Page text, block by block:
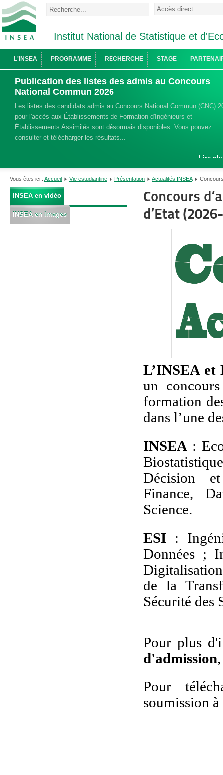
Institut National de Statistique et
L'INSEA PROGRAMME RECHERCHE STAGE
Publication des listes des admis au Concours
National Commun 2026
Les listes des candidats admis au Concours National Commun (CNC)
pour l'accès aux Établissements de Formation d'Ingénieurs et
Établissements Assimilés sont désormais disponibles. Vous pouvez
consulter et télécharger les résultats...
Lire
Vous êtes ici : Accueil Vie estudiantine Présentation Actualités INSEA
INSEA en vidéo
INSEA en images
Concours
d’Etat
L’INSEA et
un
formation
dans l’une
INSEA :
Décision et
Finance,
Science.
ESI :
Données ;
de la
Sécurité des
Pour plus
d'admission
Pour
soumission